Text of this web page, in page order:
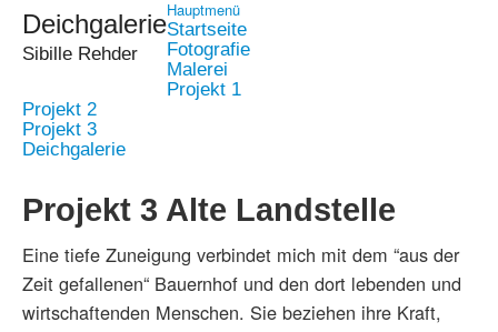
Deichgalerie
Sibille Rehder
Hauptmenü
Startseite
Fotografie
Malerei
Projekt 1
Projekt 2
Projekt 3
Deichgalerie
Projekt 3 Alte Landstelle
Eine tiefe Zuneigung verbindet mich mit dem “aus der
Zeit gefallenen“ Bauernhof und den dort lebenden und
wirtschaftenden Menschen. Sie beziehen ihre Kraft,